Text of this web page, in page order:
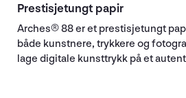
Prestisjetungt papir
Arches® 88 er et prestisjetungt
både kunstnere, trykkere og
lage digitale kunsttrykk på et